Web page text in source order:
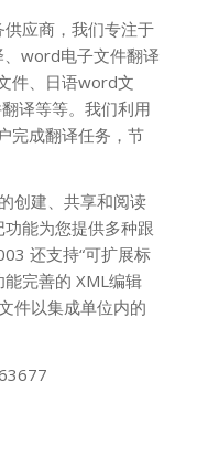
应商，我们专注于
word电子文件翻译
件、日语word文
译等等。我们利用
完成翻译任务，节
创建、共享和阅读
能为您提供多种跟
还支持“可扩展标
完善的 XML编辑
件以集成单位内的